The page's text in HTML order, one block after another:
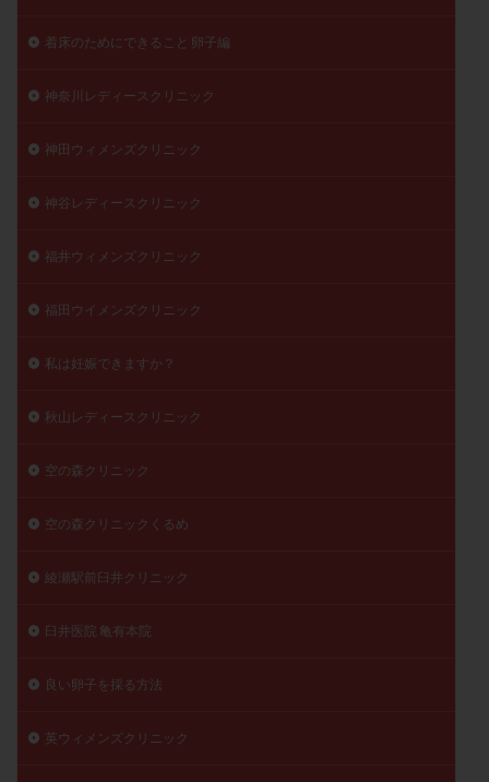
着床のためにできること 卵子編
神奈川レディースクリニック
神田ウィメンズクリニック
神谷レディースクリニック
福井ウィメンズクリニック
福田ウイメンズクリニック
私は妊娠できますか？
秋山レディースクリニック
空の森クリニック
空の森クリニックくるめ
綾瀬駅前臼井クリニック
臼井医院 亀有本院
良い卵子を採る方法
英ウィメンズクリニック